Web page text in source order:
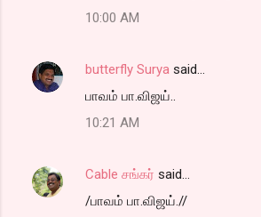
10:00 AM
butterfly Surya said…
பாவம் பா.விஜய்..
10:21 AM
Cable சங்கர் said…
/பாவம் பா.விஜய்.//